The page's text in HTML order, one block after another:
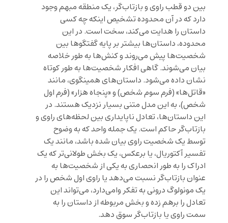
بین دو قطب راوی و بازتاب‌گر، یک منطقه مبهم وجود
دارد که در آن محدوده تشخیص اینکه چه کسی
داستان را هدایت می‌کند، سخت است. در این
محدوده، داستان‌ها بیشتر بر پایه گفتگوها بین
شخصیت‌ها پیش می‌روند و کنش‌ها به طور خلاصه
بیان می‌شوند. گاهی افکار شخصیت‌ها به طور کوتاه
نشان داده می‌شود. داستان‌های همینگوی، مانند
«قاتل‌ها» (فرم سوم شخص) و «پنجاه هزار» (فرم اول
شخص)، به این مدل متنی بسیار نزدیک هستند. در
این داستان‌ها، تعادل ناپایداری بین لحظه‌های راوی و
بازتاب‌گر حاکم است. یک جمله واحد که به وضوح
توسط یک شخصیت راوی بیان شده باشد، مانند یک
تفسیر آکتوریال، یا برعکس، یک بخش طولانی‌تر که یک
ادراک را به طور انحصاری به یکی از شخصیت‌ها به
عنوان بازتاب‌گر نسبت می‌دهد یا راوی اول شخص را در
یک مونولوگ درونی به تفکر وامی‌دارد، می‌تواند این
تعادل را برهم زده و بخش مربوطه از داستان را به
سمت راوی یا بازتاب‌گر سوق دهد.